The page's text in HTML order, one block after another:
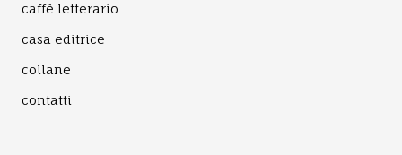
caffè letterario
casa editrice
collane
contatti